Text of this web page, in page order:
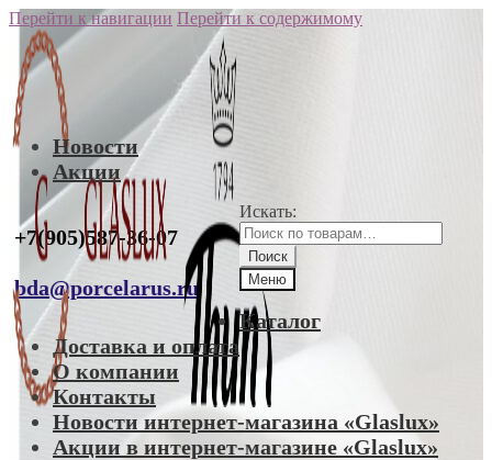
Перейти к навигации Перейти к содержимому
Новости
Акции
+7(905)587-36-07
bda@porcelarus.ru
Искать:
Поиск
Меню
Каталог
Доставка и оплата
О компании
Контакты
Новости интернет-магазина «Glaslux»
Акции в интернет-магазине «Glaslux»